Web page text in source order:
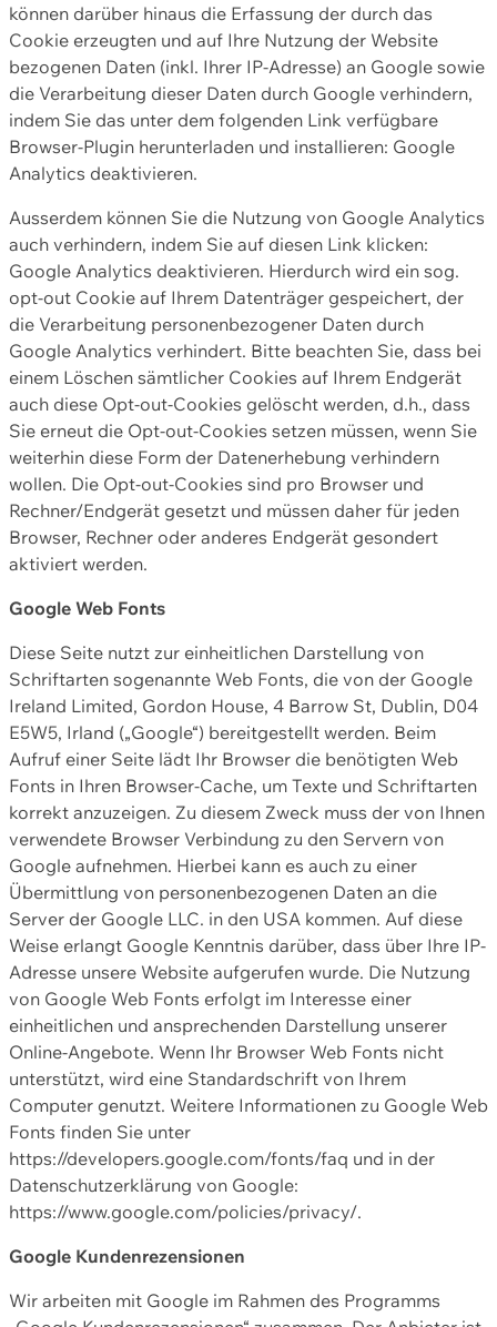
können darüber hinaus die Erfassung der durch das
Cookie erzeugten und auf Ihre Nutzung der Website
bezogenen Daten (inkl. Ihrer IP-Adresse) an Google sowie
die Verarbeitung dieser Daten durch Google verhindern,
indem Sie das unter dem folgenden Link verfügbare
Browser-Plugin herunterladen und installieren: Google
Analytics deaktivieren.
Ausserdem können Sie die Nutzung von Google Analytics
auch verhindern, indem Sie auf diesen Link klicken:
Google Analytics deaktivieren. Hierdurch wird ein sog.
opt-out Cookie auf Ihrem Datenträger gespeichert, der
die Verarbeitung personenbezogener Daten durch
Google Analytics verhindert. Bitte beachten Sie, dass bei
einem Löschen sämtlicher Cookies auf Ihrem Endgerät
auch diese Opt-out-Cookies gelöscht werden, d.h., dass
Sie erneut die Opt-out-Cookies setzen müssen, wenn Sie
weiterhin diese Form der Datenerhebung verhindern
wollen. Die Opt-out-Cookies sind pro Browser und
Rechner/Endgerät gesetzt und müssen daher für jeden
Browser, Rechner oder anderes Endgerät gesondert
aktiviert werden.
Google Web Fonts
Diese Seite nutzt zur einheitlichen Darstellung von
Schriftarten sogenannte Web Fonts, die von der Google
Ireland Limited, Gordon House, 4 Barrow St, Dublin, D04
E5W5, Irland („Google“) bereitgestellt werden. Beim
Aufruf einer Seite lädt Ihr Browser die benötigten Web
Fonts in Ihren Browser-Cache, um Texte und Schriftarten
korrekt anzuzeigen. Zu diesem Zweck muss der von Ihnen
verwendete Browser Verbindung zu den Servern von
Google aufnehmen. Hierbei kann es auch zu einer
Übermittlung von personenbezogenen Daten an die
Server der Google LLC. in den USA kommen. Auf diese
Weise erlangt Google Kenntnis darüber, dass über Ihre IP-
Adresse unsere Website aufgerufen wurde. Die Nutzung
von Google Web Fonts erfolgt im Interesse einer
einheitlichen und ansprechenden Darstellung unserer
Online-Angebote. Wenn Ihr Browser Web Fonts nicht
unterstützt, wird eine Standardschrift von Ihrem
Computer genutzt. Weitere Informationen zu Google Web
Fonts finden Sie unter
https://developers.google.com/fonts/faq und in der
Datenschutzerklärung von Google:
https://www.google.com/policies/privacy/.
Google Kundenrezensionen
Wir arbeiten mit Google im Rahmen des Programms